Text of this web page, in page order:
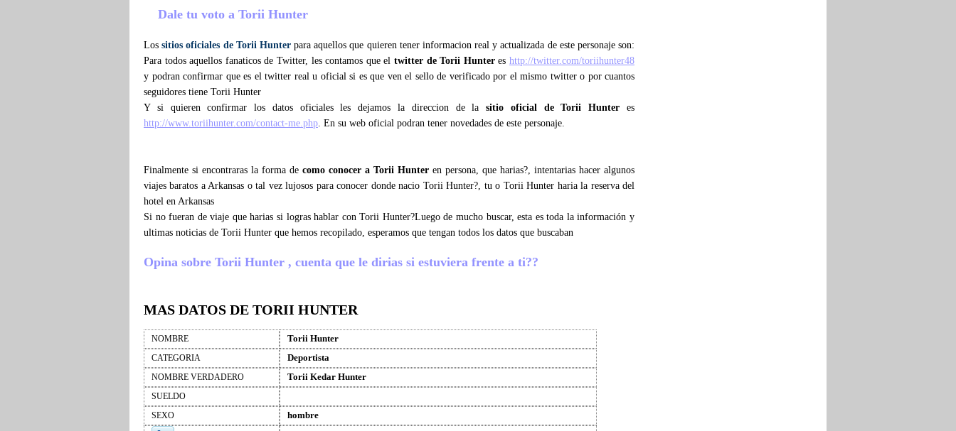
Dale tu voto a Torii Hunter
Lossitios oficiales de Torii Hunterpara aquellos que quieren tener informacion real y actualizada de este personaje son:
Para todos aquellos fanaticos de Twitter, les contamos que el twitter de Torii Huntereshttp://twitter.com/toriihunter48
y podran confirmar que es el twitter real u oficial si es que ven el sello de verificado por el mismo twitter o por cuantos
seguidores tiene Torii Hunter
Y si quieren confirmar los datos oficiales les dejamos la direccion de lasitio oficial de Torii Hunter es
http://www.toriihunter.com/contact-me.php. En su web oficial podran tener novedades de este personaje.
Finalmente si encontraras la forma de como conocer a Torii Hunter en persona, que harias?, intentarias hacer algunos
viajes baratos a Arkansas o tal vez lujosos para conocer donde nacio Torii Hunter?, tu o Torii Hunter haria la reserva del
hotel en Arkansas
Si no fueran de viaje que harias si logras hablar con Torii Hunter?Luego de mucho buscar, esta es toda la información y
ultimas noticias de Torii Hunter que hemos recopilado, esperamos que tengan todos los datos que buscaban
Opina sobre Torii Hunter , cuenta que le dirias si estuviera frente a ti??
MAS DATOS DE TORII HUNTER
NOMBRE Torii Hunter
CATEGORIA Deportista
NOMBRE VERDADERO Torii Kedar Hunter
SUELDO
SEXO
hombre